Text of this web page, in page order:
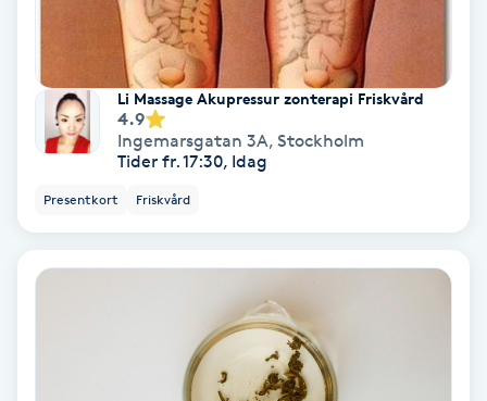
Keratinbehandling
Kinesiologi
Kinesisk medicin
Klangmassage
Li Massage Akupressur zonterapi Friskvård
4.9
Ingemarsgatan 3A, Stockholm
Tider fr. 17:30, Idag
Presentkort Friskvård